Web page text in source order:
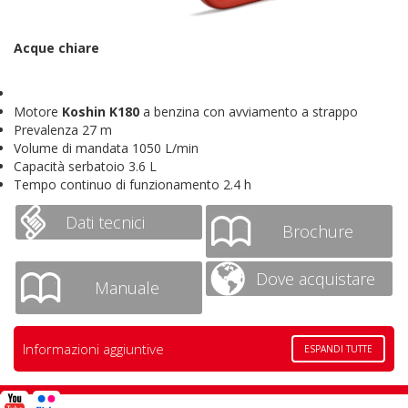
Acque chiare
Motore Koshin K180 a benzina con avviamento a strappo
Prevalenza 27 m
Volume di mandata 1050 L/min
Capacità serbatoio 3.6 L
Tempo continuo di funzionamento 2.4 h
Dati tecnici Brochure
Manuale Dove acquistare
Informazioni aggiuntive ESPANDI TUTTE